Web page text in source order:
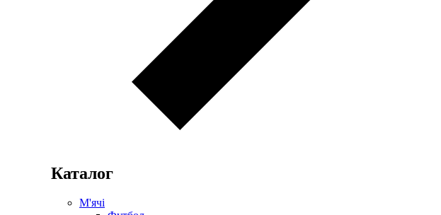
Каталог
М'ячі